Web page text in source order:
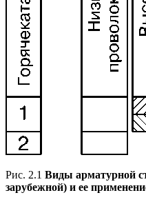
Рис. 2.1 Виды арматурной
зарубежной) и ее